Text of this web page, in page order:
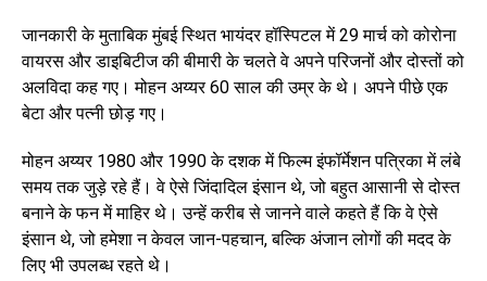
जानकारी के मुताबिक मुंबई स्थित भायंदर हॉस्पिटल में 29 मार्च को कोरोना
वायरस और डाइबिटीज की बीमारी के चलते वे अपने परिजनों और दोस्तों को
अलविदा कह गए। मोहन अय्यर 60 साल की उम्र के थे। अपने पीछे एक
बेटा और पत्नी छोड़ गए।
मोहन अय्यर 1980 और 1990 के दशक में फिल्म इंफॉर्मेशन पत्रिका में लंबे
समय तक जुड़े रहे हैं। वे ऐसे जिंदादिल इंसान थे, जो बहुत आसानी से दोस्त
बनाने के फन में माहिर थे। उन्हें करीब से जानने वाले कहते हैं कि वे ऐसे
इंसान थे, जो हमेशा न केवल जान-पहचान, बल्कि अंजान लोगों की मदद के
लिए भी उपलब्ध रहते थे।